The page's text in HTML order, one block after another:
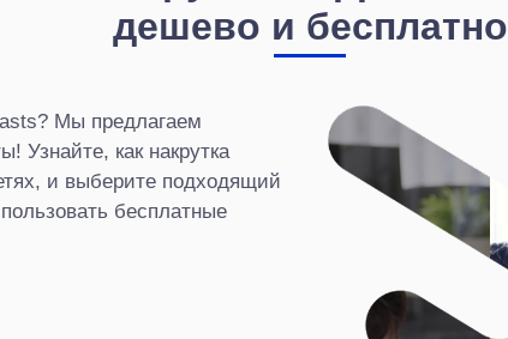
дешево и бесплатно
Мы предлагаем
Узнайте, как накрутка
и выберите подходящий
бесплатные